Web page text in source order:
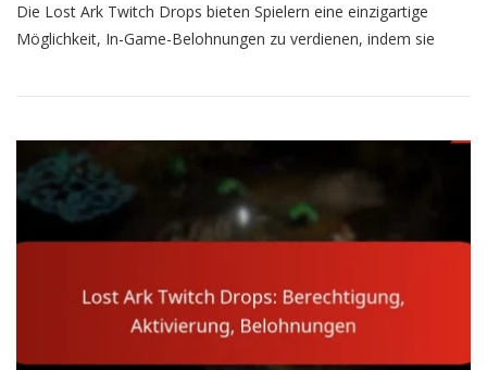
Ark
Twitch
Drops
Teilnahme,
Die Lost Ark Twitch Drops bieten Spielern eine einzigartige
Möglichkeit, In-Game-Belohnungen zu verdienen, indem sie